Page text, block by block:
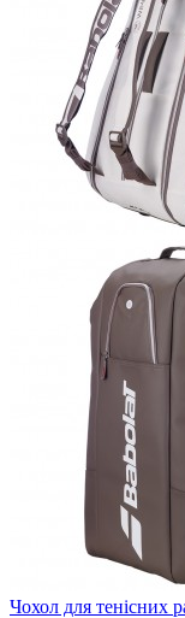
Чохол для тенісних